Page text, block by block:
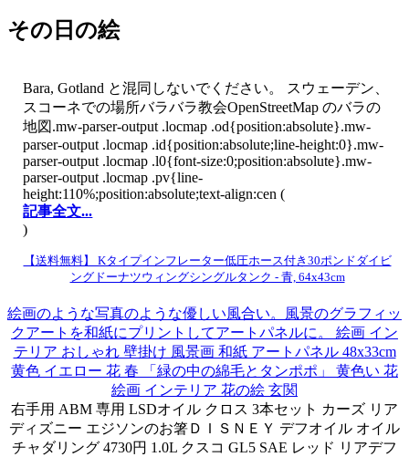
その日の絵
Bara, Gotland と混同しないでください。 スウェーデン、
スコーネでの場所バラバラ教会OpenStreetMap のバラの
地図.mw-parser-output .locmap .od{position:absolute}.mw-
parser-output .locmap .id{position:absolute;line-height:0}.mw-
parser-output .locmap .l0{font-size:0;position:absolute}.mw-
parser-output .locmap .pv{line-
height:110%;position:absolute;text-align:cen (
記事全文...
)
【送料無料】 Kタイプインフレーター低圧ホース付き30ポンドダイビ
ングドーナツウィングシングルタンク - 青, 64x43cm
絵画のような写真のような優しい風合い。風景のグラフィッ
クアートを和紙にプリントしてアートパネルに。 絵画 イン
テリア おしゃれ 壁掛け 風景画 和紙 アートパネル 48x33cm
黄色 イエロー 花 春 「緑の中の綿毛とタンポポ」 黄色い 花
絵画 インテリア 花の絵 玄関
右手用 ABM 専用 LSDオイル クロス 3本セット カーズ リア
ディズニー エジソンのお箸ＤＩＳＮＥＹ デフオイル オイル
チャダリング 4730円 1.0L クスコ GL5 SAE レッド リアデフ